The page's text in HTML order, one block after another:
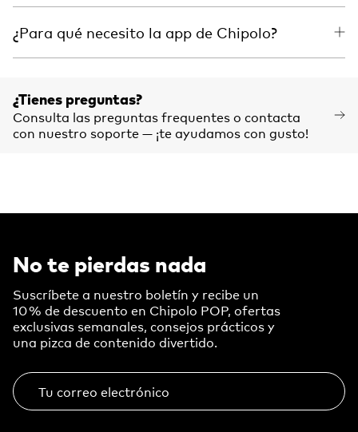
¿Para qué necesito la app de Chipolo?
¿Tienes preguntas?
Consulta las preguntas frequentes o contacta
con nuestro soporte — ¡te ayudamos con gusto!
No te pierdas nada
Suscríbete a nuestro boletín y recibe un
10 % de descuento en Chipolo POP, ofertas
exclusivas semanales, consejos prácticos y
una pizca de contenido divertido.
Tu correo electrónico